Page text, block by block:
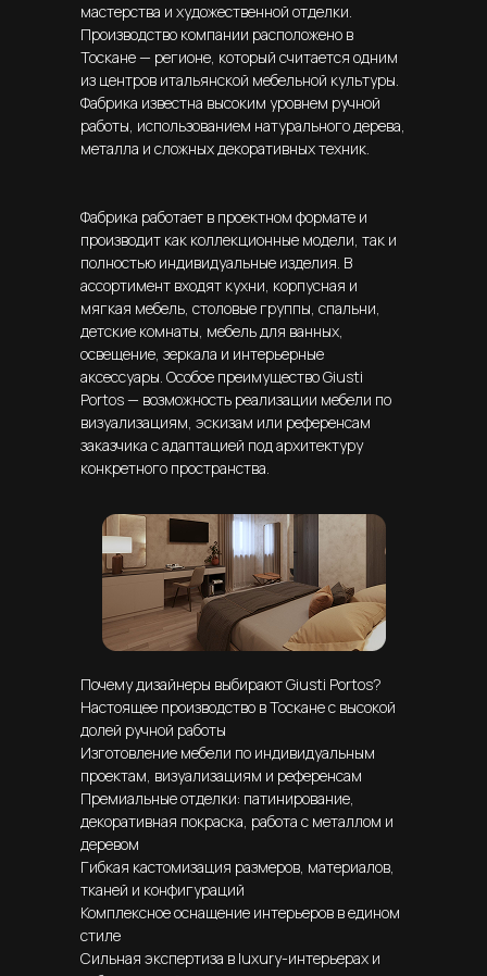
мастерства и художественной отделки.
Производство компании расположено в
Тоскане — регионе, который считается одним
из центров итальянской мебельной культуры.
Фабрика известна высоким уровнем ручной
работы, использованием натурального дерева,
металла и сложных декоративных техник.
Фабрика работает в проектном формате и
производит как коллекционные модели, так и
полностью индивидуальные изделия. В
ассортимент входят кухни, корпусная и
мягкая мебель, столовые группы, спальни,
детские комнаты, мебель для ванных,
освещение, зеркала и интерьерные
аксессуары. Особое преимущество Giusti
Portos — возможность реализации мебели по
визуализациям, эскизам или референсам
заказчика с адаптацией под архитектуру
конкретного пространства.
Почему дизайнеры выбирают Giusti Portos?
Настоящее производство в Тоскане с высокой
долей ручной работы
Изготовление мебели по индивидуальным
проектам, визуализациям и референсам
Премиальные отделки: патинирование,
декоративная покраска, работа с металлом и
деревом
Гибкая кастомизация размеров, материалов,
тканей и конфигураций
Комплексное оснащение интерьеров в едином
стиле
Сильная экспертиза в luxury-интерьерах и